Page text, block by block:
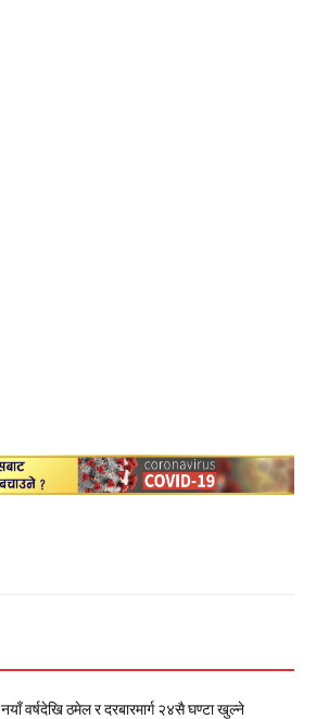
नयाँ वर्षदेखि ठमेल र दरबारमार्ग २४सै घण्टा खुल्ने